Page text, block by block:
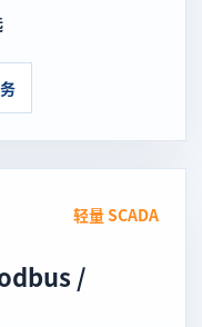
轻量 SCADA
/